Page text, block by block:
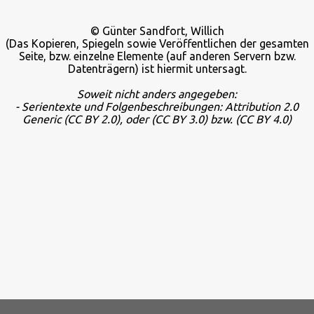
© Günter Sandfort, Willich
(Das Kopieren, Spiegeln sowie Veröffentlichen der gesamten
Seite, bzw. einzelne Elemente (auf anderen Servern bzw.
Datenträgern) ist hiermit untersagt.
Soweit nicht anders angegeben:
- Serientexte und Folgenbeschreibungen: Attribution 2.0
Generic (CC BY 2.0), oder (CC BY 3.0) bzw. (CC BY 4.0)